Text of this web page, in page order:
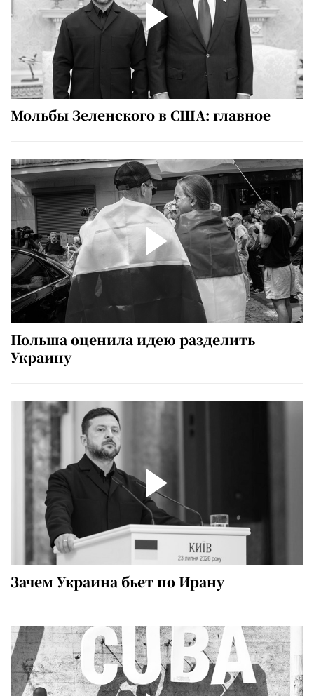
Мольбы Зеленского в США: главное
Польша оценила идею разделить
Украину
Зачем Украина бьет по Ирану